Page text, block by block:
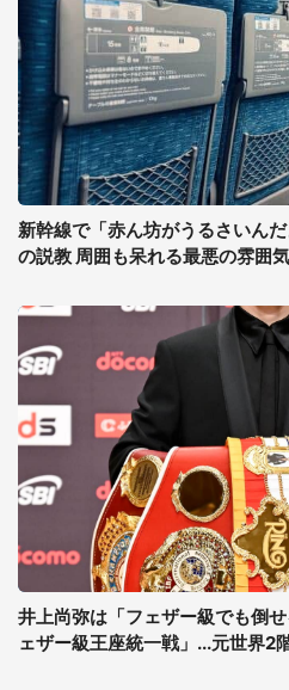
新幹線で「赤ん坊がうるさいん
の説教 周囲も呆れる最悪の雰囲
井上尚弥は「フェザー級でも倒
ェザー級王座統一戦」...元世界2